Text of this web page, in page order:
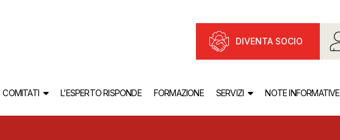
DIVENTA SOCIO
COMITATI L’ESPERTO RISPONDE FORMAZIONE SERVIZI NOTE INFORMATIVE